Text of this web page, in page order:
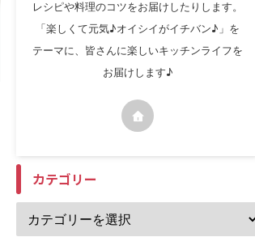
レシピや料理のコツをお届けしたりします。
「楽しくて元気♪オイシイがイチバン♪」を
テーマに、皆さんに楽しいキッチンライフを
お届けします♪
カテゴリー